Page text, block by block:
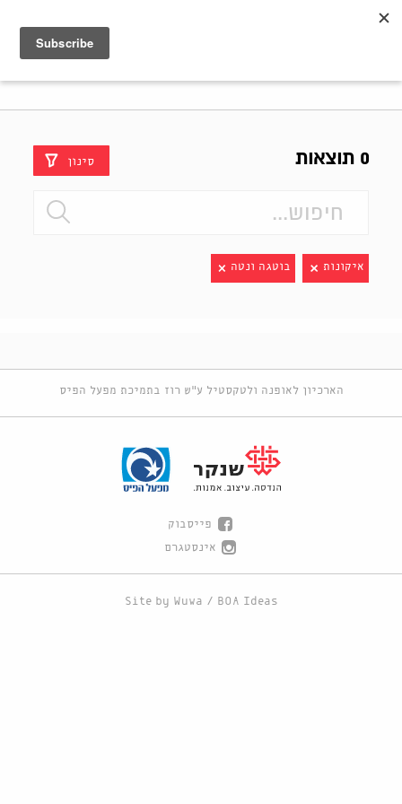
0 תוצאות סינון
איקונות בוטגה ונטה
הארכיון לאופנה ולטקסטיל ע"ש רוז בתמיכת מפעל הפיס
פייסבוק
אינסטגרם
Site by Wuwa / BOA Ideas